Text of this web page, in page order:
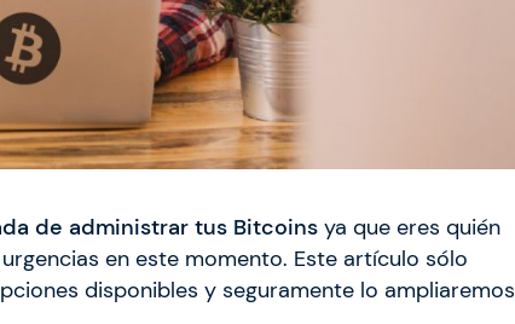
de administrar tus Bitcoins ya que eres quién
en este momento. Este artículo sólo
disponibles y seguramente lo ampliaremos